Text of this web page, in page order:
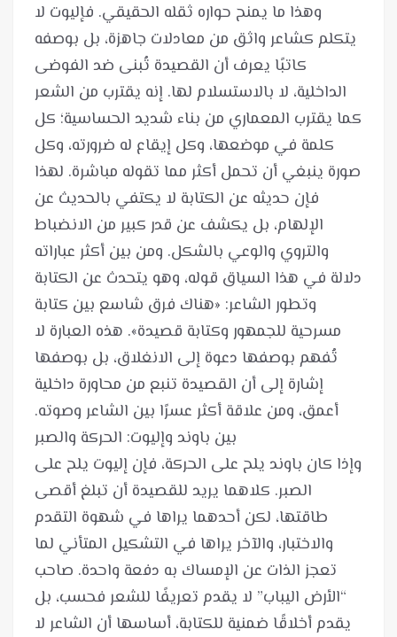
وهذا ما يمنح حواره ثقله الحقيقي. فإليوت لا
يتكلم كشاعر واثق من معادلات جاهزة، بل بوصفه
كاتبًا يعرف أن القصيدة تُبنى ضد الفوضى
الداخلية، لا بالاستسلام لها. إنه يقترب من الشعر
كما يقترب المعماري من بناء شديد الحساسية؛ كل
كلمة في موضعها، وكل إيقاع له ضرورته، وكل
صورة ينبغي أن تحمل أكثر مما تقوله مباشرة. لهذا
فإن حديثه عن الكتابة لا يكتفي بالحديث عن
الإلهام، بل يكشف عن قدر كبير من الانضباط
والتروي والوعي بالشكل. ومن بين أكثر عباراته
دلالة في هذا السياق قوله، وهو يتحدث عن الكتابة
وتطور الشاعر: «هناك فرق شاسع بين كتابة
مسرحية للجمهور وكتابة قصيدة». هذه العبارة لا
تُفهم بوصفها دعوة إلى الانغلاق، بل بوصفها
إشارة إلى أن القصيدة تنبع من محاورة داخلية
وإذا كان باوند يلح على الحركة، فإن إليوت يلح على
الصبر. كلاهما يريد للقصيدة أن تبلغ أقصى
طاقتها، لكن أحدهما يراها في شهوة التقدم
والاختبار، والآخر يراها في التشكيل المتأني لما
تعجز الذات عن الإمساك به دفعة واحدة. صاحب
“الأرض اليباب” لا يقدم تعريفًا للشعر فحسب، بل
يقدم أخلاقًا ضمنية للكتابة، أساسها أن الشاعر لا